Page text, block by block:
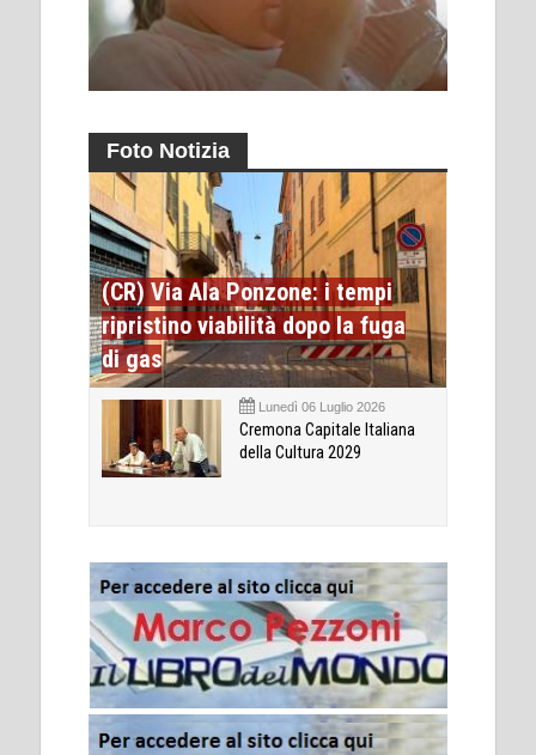
Foto Notizia
(CR) Via Ala Ponzone: i tempi
ripristino viabilità dopo la fuga
di gas
Lunedì 06 Luglio 2026
Cremona Capitale Italiana
della Cultura 2029